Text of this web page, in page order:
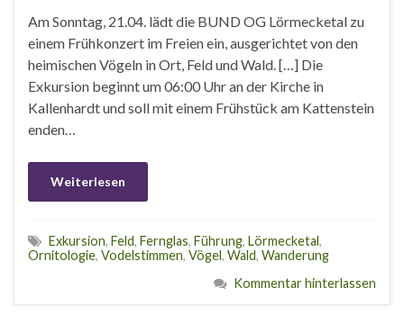
Am Sonntag, 21.04. lädt die BUND OG Lörmecketal zu
einem Frühkonzert im Freien ein, ausgerichtet von den
heimischen Vögeln in Ort, Feld und Wald. […] Die
Exkursion beginnt um 06:00 Uhr an der Kirche in
Kallenhardt und soll mit einem Frühstück am Kattenstein
enden…
Weiterlesen
Exkursion, Feld, Fernglas, Führung, Lörmecketal,
Ornitologie, Vodelstimmen, Vögel, Wald, Wanderung
Kommentar hinterlassen